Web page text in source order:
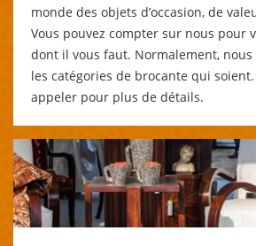
monde des objets d’occasion, de
Vous pouvez compter sur nous pour
dont il vous faut. Normalement, nous
les catégories de brocante qui
appeler pour plus de détails.